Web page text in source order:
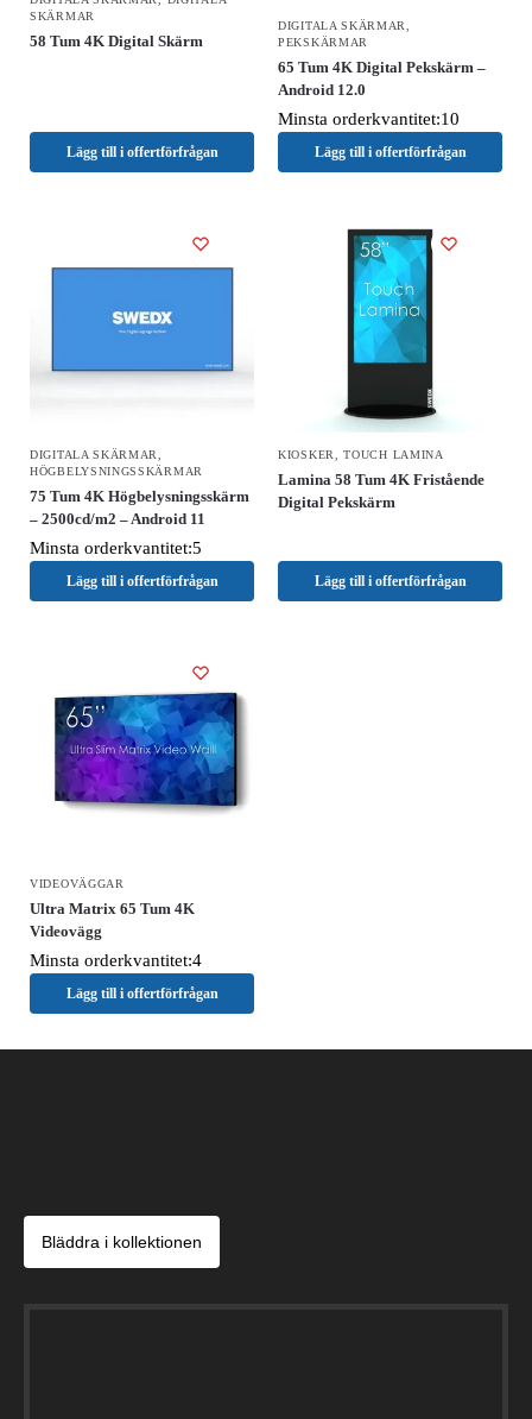
SKÄRMAR
58 Tum 4K Digital Skärm
Lägg till i offertförfrågan
DIGITALA SKÄRMAR
PEKSKÄRMAR
65 Tum 4K Digital Pekskärm –
Android 12.0
Minsta orderkvantitet:10
Lägg till i offertförfrågan
DIGITALA SKÄRMAR
HÖGBELYSNINGSSKÄRMAR
75 Tum 4K Högbelysningsskärm
– 2500cd/m2 – Android 11
Minsta orderkvantitet:5
Lägg till i offertförfrågan
KIOSKER ,TOUCH LAMINA
Lamina 58 Tum 4K Fristående
Digital Pekskärm
Lägg till i offertförfrågan
VIDEOVÄGGAR
Ultra Matrix 65 Tum 4K
Videovägg
Minsta orderkvantitet:4
Lägg till i offertförfrågan
Bläddra i kollektionen